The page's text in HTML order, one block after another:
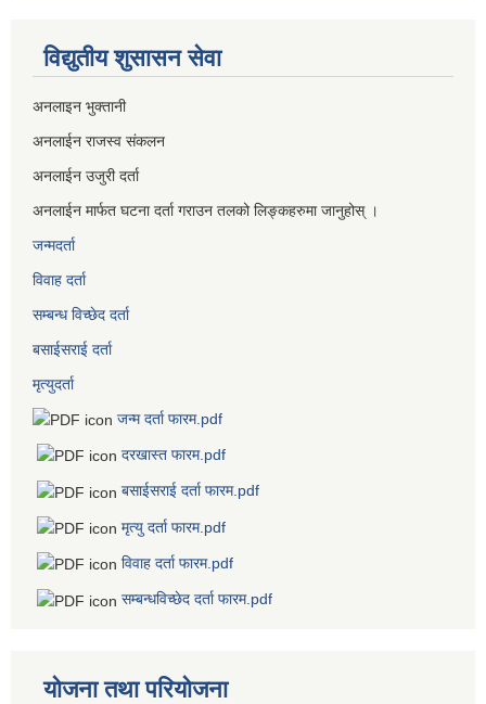
विद्युतीय शुसासन सेवा
अनलाइन भुक्तानी
अनलाईन राजस्व संकलन
अनलाईन उजुरी दर्ता
अनलाईन मार्फत घटना दर्ता गराउन तलको लिङ्कहरुमा जानुहोस् ।
जन्मदर्ता
विवाह दर्ता
सम्बन्ध विच्छेद दर्ता
बसाईसराई दर्ता
मृत्युदर्ता
जन्म दर्ता फारम.pdf
दरखास्त फारम.pdf
बसाईसराई दर्ता फारम.pdf
मृत्यु दर्ता फारम.pdf
विवाह दर्ता फारम.pdf
सम्बन्धविच्छेद दर्ता फारम.pdf
योजना तथा परियोजना